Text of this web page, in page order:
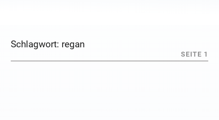
Schlagwort: regan
SEITE 1